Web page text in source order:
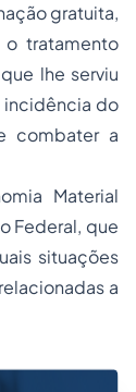
gratuita,
o tratamento
lhe serviu
incidência do
combater a
Material
Federal, que
situações
a